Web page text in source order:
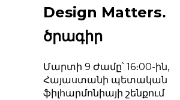
Design Matters․
ծրագիր
Մարտի 9 Ժամը՝ 16։00-ին,
Հայաստանի պետական
ֆիլհարմոնիայի շենքում